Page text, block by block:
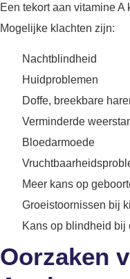
Een tekort aan vitamine
Mogelijke klachten zijn:
Nachtblindheid
Huidproblemen
Doffe, breekbare
Verminderde
Bloedarmoede
Meer kans op
Groeistoornissen bij
Kans op blindheid bij
Oorzaken